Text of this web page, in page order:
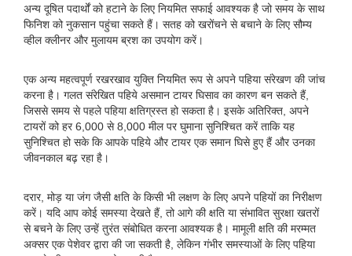
अन्य दूषित पदार्थों को हटाने के लिए नियमित सफाई आवश्यक है जो समय के साथ
फिनिश को नुकसान पहुंचा सकते हैं। सतह को खरोंचने से बचाने के लिए सौम्य
व्हील क्लीनर और मुलायम ब्रश का उपयोग करें।
एक अन्य महत्वपूर्ण रखरखाव युक्ति नियमित रूप से अपने पहिया संरेखण की जांच
करना है। गलत संरेखित पहिये असमान टायर घिसाव का कारण बन सकते हैं,
जिससे समय से पहले पहिया क्षतिग्रस्त हो सकता है। इसके अतिरिक्त, अपने
टायरों को हर 6,000 से 8,000 मील पर घुमाना सुनिश्चित करें ताकि यह
सुनिश्चित हो सके कि आपके पहिये और टायर एक समान घिसे हुए हैं और उनका
जीवनकाल बढ़ रहा है।
दरार, मोड़ या जंग जैसी क्षति के किसी भी लक्षण के लिए अपने पहियों का निरीक्षण
करें। यदि आप कोई समस्या देखते हैं, तो आगे की क्षति या संभावित सुरक्षा खतरों
से बचने के लिए उन्हें तुरंत संबोधित करना आवश्यक है। मामूली क्षति की मरम्मत
अक्सर एक पेशेवर द्वारा की जा सकती है, लेकिन गंभीर समस्याओं के लिए पहिया